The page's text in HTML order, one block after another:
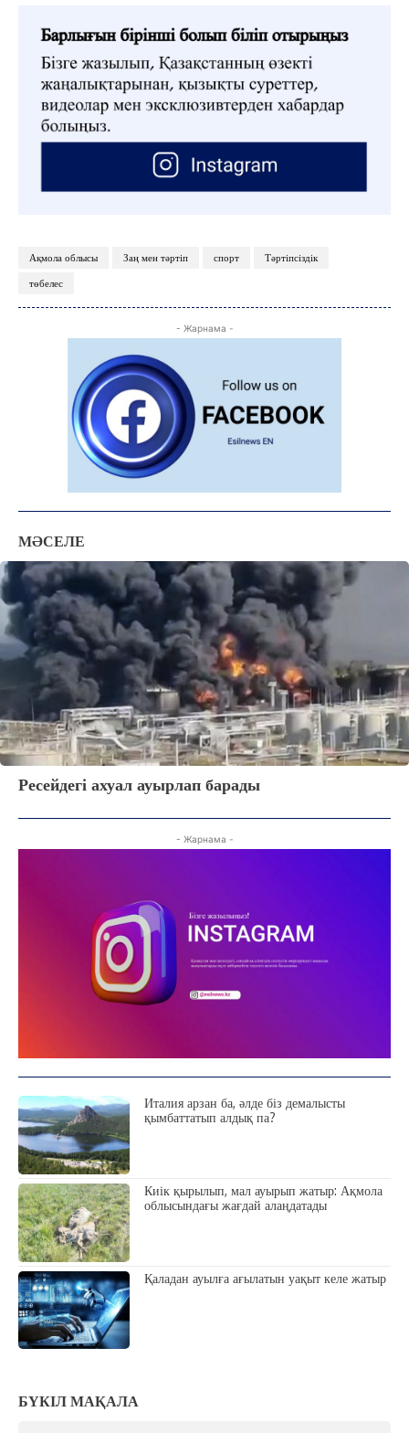
ЗЕРТТЕУ
СҰХБАТ
АРНАЙЫ ЖОБА
ӘЛЕУМЕТ
ҚҰҚЫҚ
ТЫЛСЫМ
17.7
Жоба туралы Байланыс Жарнама
Ақмола облысы Заң мен тәртіп спорт
Тәртіпсіздік
төбелес
- Жарнама -
МӘСЕЛЕ
Ресейдегі ахуал ауырлап барады
- Жарнама -
Италия арзан ба, әлде біз демалысты
қымбаттатып алдық па?
Киік қырылып, мал ауырып жатыр: Ақмола
облысындағы жағдай алаңдатады
Қаладан ауылға ағылатын уақыт келе жатыр
БҮКІЛ МАҚАЛА